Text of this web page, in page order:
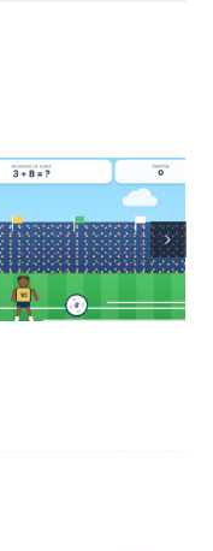
de sumas